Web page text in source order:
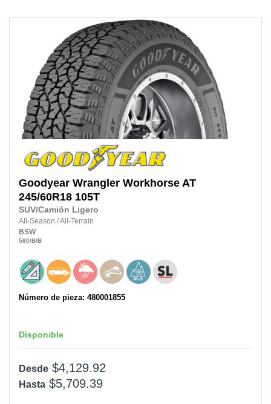
Goodyear Wrangler Workhorse AT
245/60R18 105T
SUV/Camión Ligero
All-Season /All-Terrain
BSW
580/B/B
Número de pieza: 480001855
Disponible
Desde $4,129.92
Hasta $5,709.39